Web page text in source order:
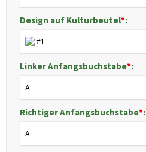
Design auf Kulturbeutel*:
#1
Linker Anfangsbuchstabe*:
A
Richtiger Anfangsbuchstabe*:
A